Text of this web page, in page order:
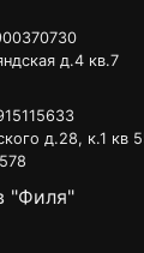
д.4 кв.7
д.28, к.1 кв
"Филя"